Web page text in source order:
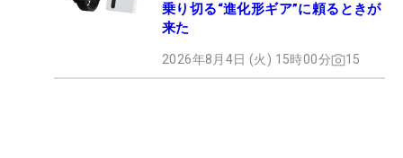
乗り切る“進化形ギア”に頼るときが
来た
2026年8月4日 (火) 15時00分 15